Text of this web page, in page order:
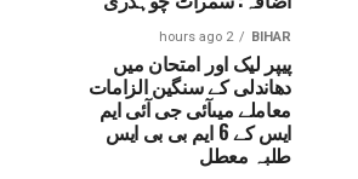
BIHAR
2 hours ago
پیپر لیک اور امتحان میں
دھاندلی کے سنگین الزامات
معاملے میںآئی جی آئی ایم
ایس کے 6 ایم بی بی ایس
طلبہ معطل